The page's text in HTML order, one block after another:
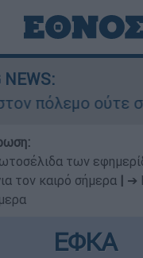
NEWS:
των
τον καιρό σήμερα
➔
ΕΦΚΑ